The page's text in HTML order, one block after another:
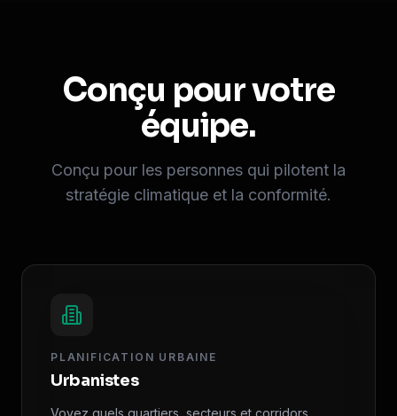
Conçu pour votre
équipe.
Conçu pour les personnes qui pilotent la
stratégie climatique et la conformité.
PLANIFICATION URBAINE
Urbanistes